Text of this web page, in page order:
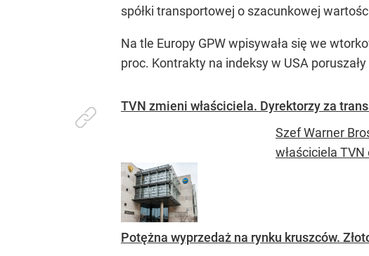
spółki transportowej o szacunkowej
Na tle Europy GPW wpisywała się we
proc. Kontrakty na indeksy w USA
TVN zmieni właściciela. Dyrektorzy za
Szef Warner
właściciela
Potężna wyprzedaż na rynku kruszców.